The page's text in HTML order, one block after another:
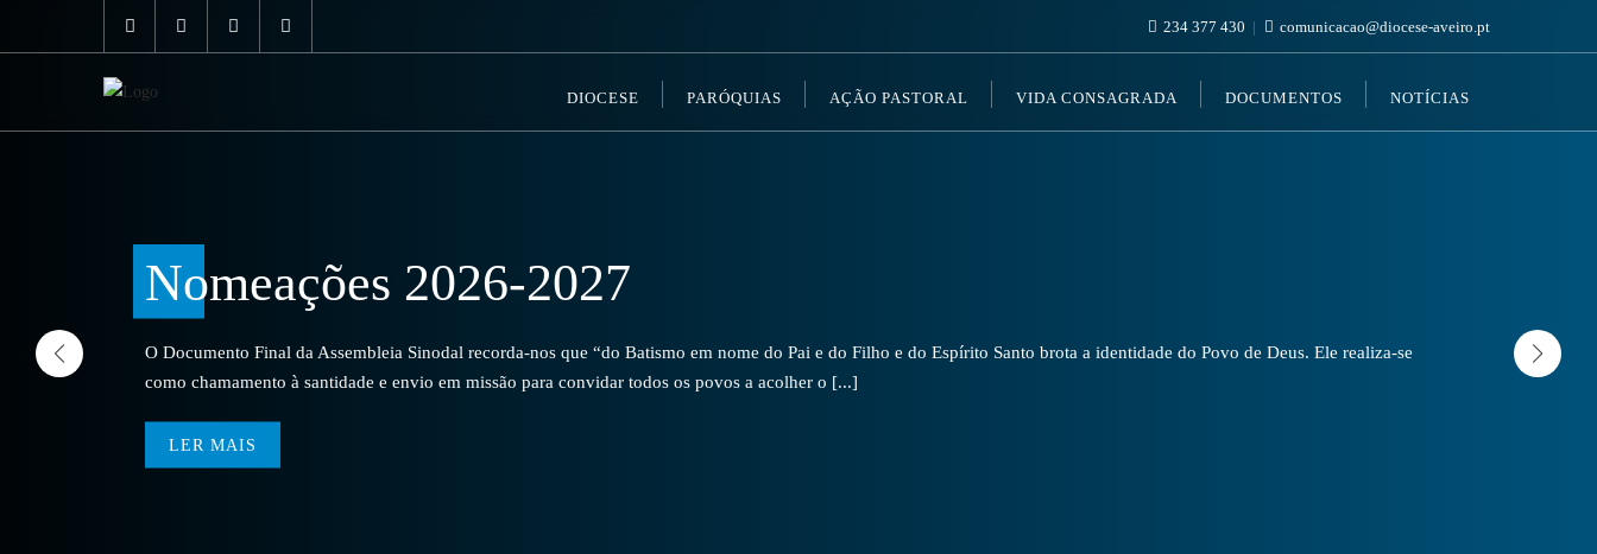
234 377 430 comunicacao@diocese-aveiro.pt
DIOCESE PARÓQUIAS AÇÃO PASTORAL VIDA CONSAGRADA DOCUMENTOS NOTÍCIAS
Nomeações 2026-2027
O Documento Final da Assembleia Sinodal recorda-nos que “do Batismo em nome do Pai e do Filho e do Espírito Santo brota a identidade do Povo de Deus. Ele realiza-se
como chamamento à santidade e envio em missão para convidar todos os povos a acolher o [...]
LER MAIS